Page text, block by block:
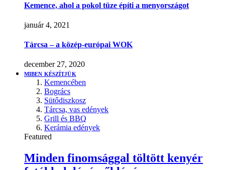
Kemence, ahol a pokol tüze építi a menyországot
január 4, 2021
Tárcsa – a közép-európai WOK
december 27, 2020
MIBEN KÉSZÍTJÜK
Kemencében
Bogrács
Sütődiszkosz
Tárcsa, vas edények
Grill és BBQ
Kerámia edények
Featured
Minden finomsággal töltött kenyér